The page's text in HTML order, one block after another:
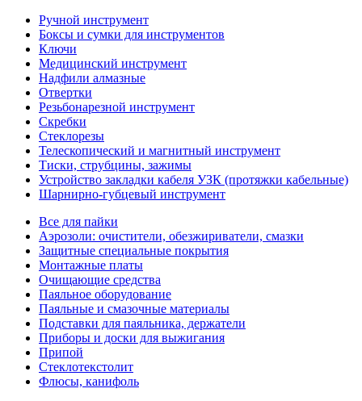
Ручной инструмент
Боксы и сумки для инструментов
Ключи
Медицинский инструмент
Надфили алмазные
Отвертки
Резьбонарезной инструмент
Скребки
Стеклорезы
Телескопический и магнитный инструмент
Тиски, струбцины, зажимы
Устройство закладки кабеля УЗК (протяжки кабельные)
Шарнирно-губцевый инструмент
Все для пайки
Аэрозоли: очистители, обезжириватели, смазки
Защитные специальные покрытия
Монтажные платы
Очищающие средства
Паяльное оборудование
Паяльные и смазочные материалы
Подставки для паяльника, держатели
Приборы и доски для выжигания
Припой
Стеклотекстолит
Флюсы, канифоль